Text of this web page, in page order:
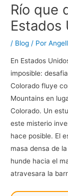
Río que
Estados
/ Blog / Por
En Estados
imposible:
Colorado fluye
Mountains en
Colorado. Un
este misterio
hace posible. El
masa densa de
hunde hacia el
atravesara la